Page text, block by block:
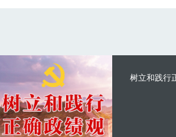
树立和践行